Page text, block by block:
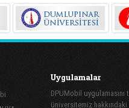
Uygulamalar
DPUMobil
üniversitemiz hakkındaki